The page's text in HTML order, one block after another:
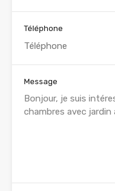
Téléphone
Message